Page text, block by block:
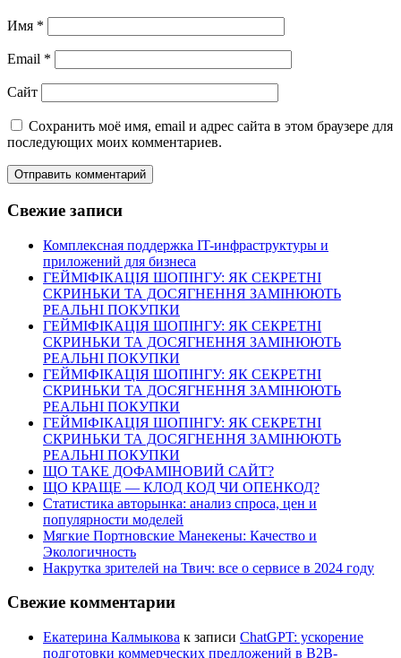
Имя *
Email *
Сайт
Сохранить моё имя, email и адрес сайта в этом браузере для
последующих моих комментариев.
Свежие записи
Комплексная поддержка IT-инфраструктуры и
приложений для бизнеса
ГЕЙМІФІКАЦІЯ ШОПІНГУ: ЯК СЕКРЕТНІ
СКРИНЬКИ ТА ДОСЯГНЕННЯ ЗАМІНЮЮТЬ
РЕАЛЬНІ ПОКУПКИ
ГЕЙМІФІКАЦІЯ ШОПІНГУ: ЯК СЕКРЕТНІ
СКРИНЬКИ ТА ДОСЯГНЕННЯ ЗАМІНЮЮТЬ
РЕАЛЬНІ ПОКУПКИ
ГЕЙМІФІКАЦІЯ ШОПІНГУ: ЯК СЕКРЕТНІ
СКРИНЬКИ ТА ДОСЯГНЕННЯ ЗАМІНЮЮТЬ
РЕАЛЬНІ ПОКУПКИ
ГЕЙМІФІКАЦІЯ ШОПІНГУ: ЯК СЕКРЕТНІ
СКРИНЬКИ ТА ДОСЯГНЕННЯ ЗАМІНЮЮТЬ
РЕАЛЬНІ ПОКУПКИ
ЩО ТАКЕ ДОФАМІНОВИЙ САЙТ?
ЩО КРАЩЕ — КЛОД КОД ЧИ ОПЕНКОД?
Статистика авторынка: анализ спроса, цен и
популярности моделей
Мягкие Портновские Манекены: Качество и
Экологичность
Накрутка зрителей на Твич: все о сервисе в 2024 году
Свежие комментарии
Екатерина Калмыкова к записи ChatGPT: ускорение
подготовки коммерческих предложений в B2B-